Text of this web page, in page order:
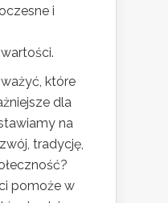
i
które
dla
na
tradycję,
pomoże w